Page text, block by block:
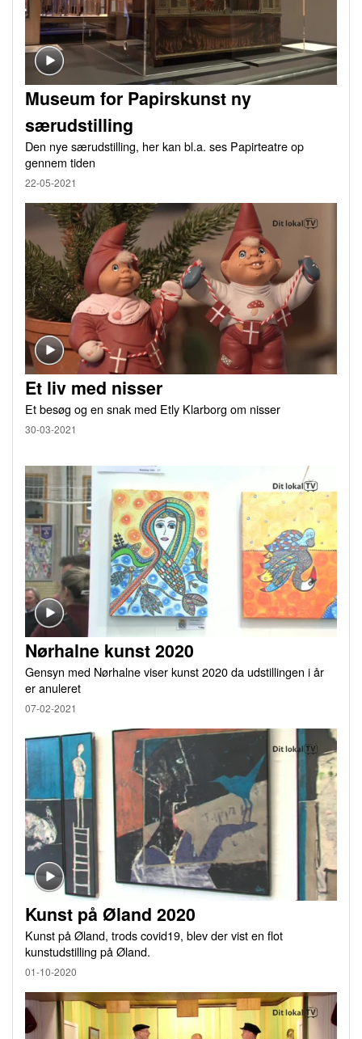
Museum for Papirskunst ny
særudstilling
Den nye særudstilling, her kan bl.a. ses Papirteatre op
gennem tiden
22-05-2021
Et liv med nisser
Et besøg og en snak med Etly Klarborg om nisser
30-03-2021
Nørhalne kunst 2020
Gensyn med Nørhalne viser kunst 2020 da udstillingen i år
er anuleret
07-02-2021
Kunst på Øland 2020
Kunst på Øland, trods covid19, blev der vist en flot
kunstudstilling på Øland.
01-10-2020